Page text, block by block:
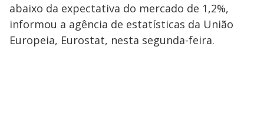
abaixo da expectativa do mercado de 1,2%,
informou a agência de estatísticas da União
Europeia, Eurostat, nesta segunda-feira.